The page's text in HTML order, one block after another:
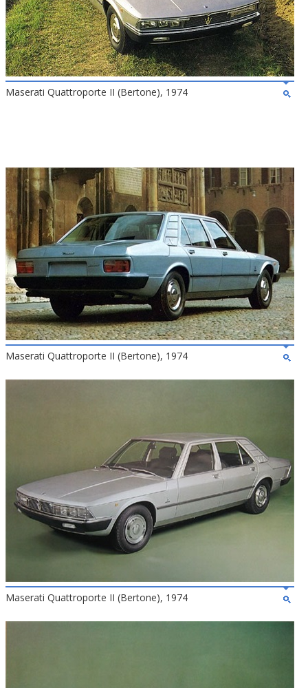
Maserati Quattroporte II (Bertone), 1974
Maserati Quattroporte II (Bertone), 1974
Maserati Quattroporte II (Bertone), 1974